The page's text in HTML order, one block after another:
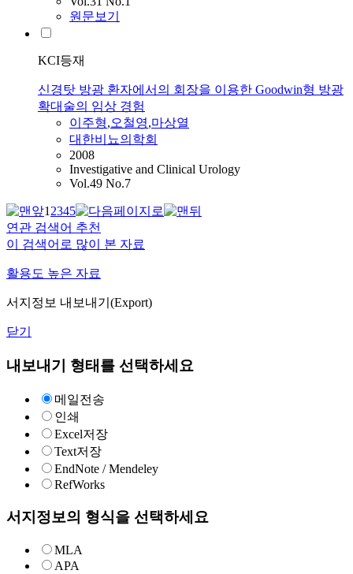
원문보기
KCI등재
신경탓 방광 환자에서의 회장을 이용한 Goodwin형 방광
확대술의 임상 경험
이주형,오철영,마상열
대한비뇨의학회
2008
Investigative and Clinical Urology
Vol.49 No.7
12345
연관 검색어 추천
이 검색어로 많이 본 자료
활용도 높은 자료
서지정보 내보내기(Export)
닫기
내보내기 형태를 선택하세요
메일전송
인쇄
Excel저장
Text저장
EndNote / Mendeley
RefWorks
서지정보의 형식을 선택하세요
MLA
APA